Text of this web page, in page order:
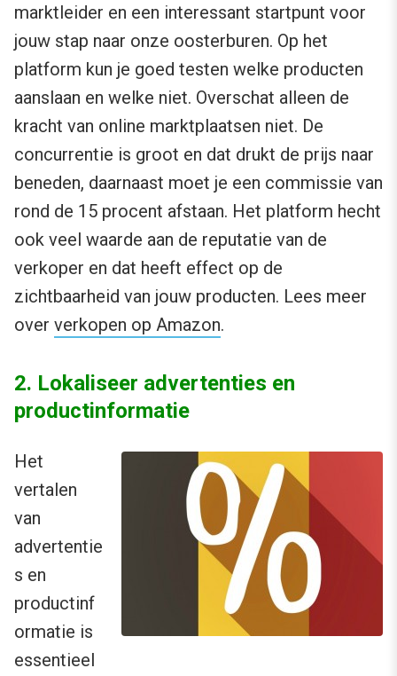
marktleider en een interessant startpunt voor
jouw stap naar onze oosterburen. Op het
platform kun je goed testen welke producten
aanslaan en welke niet. Overschat alleen de
kracht van online marktplaatsen niet. De
concurrentie is groot en dat drukt de prijs naar
beneden, daarnaast moet je een commissie van
rond de 15 procent afstaan. Het platform hecht
ook veel waarde aan de reputatie van de
verkoper en dat heeft effect op de
zichtbaarheid van jouw producten. Lees meer
over verkopen op Amazon.
2. Lokaliseer advertenties en
productinformatie
Het
vertalen
van
advertentie
s en
productinf
ormatie is
essentieel